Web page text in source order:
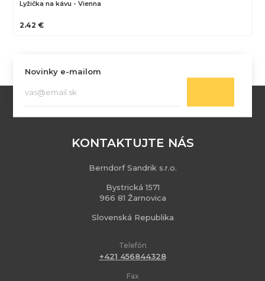
Lyžička na kávu - Vienna
2.42 €
Novinky e-mailom
KONTAKTUJTE NÁS
Berndorf Sandrik s.r.o.
Bystrická 1571
966 81 Žarnovica
Slovenská Republika
Telefón
+421 456844328
Fax